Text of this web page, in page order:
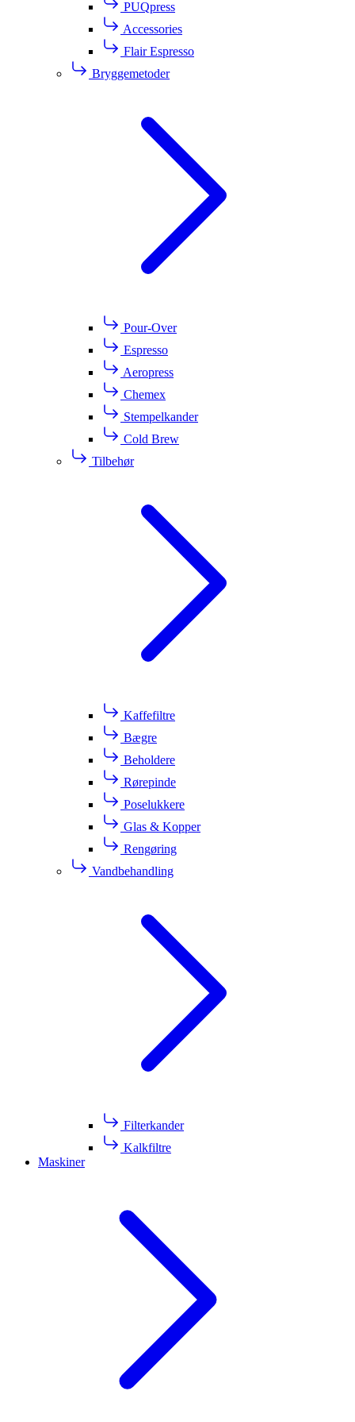
PUQpress
Accessories
Flair Espresso
Bryggemetoder
Pour-Over
Espresso
Aeropress
Chemex
Stempelkander
Cold Brew
Tilbehør
Kaffefiltre
Bægre
Beholdere
Rørepinde
Poselukkere
Glas & Kopper
Rengøring
Vandbehandling
Filterkander
Kalkfiltre
Maskiner